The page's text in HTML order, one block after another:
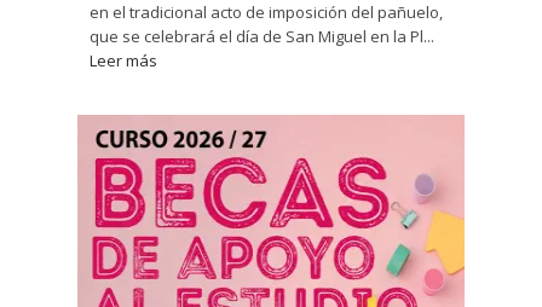
en el tradicional acto de imposición del pañuelo,
que se celebrará el día de San Miguel en la Pl...
Leer más